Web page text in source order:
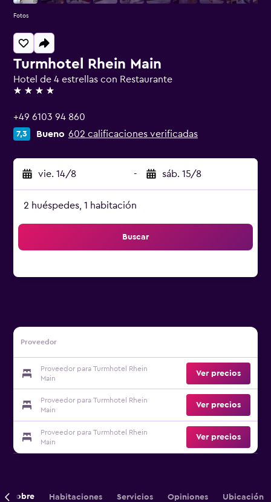
Turmhotel Rhein Main
Hotel de 4 estrellas con Restaurante
4 estrellas
+49 6103 94 860
7,3 Bueno 602 calificaciones verificadas
vie. 14/8 - sáb. 15/8
2 huéspedes, 1 habitación
Buscar
Proveedor
Proveedor para Turmhotel Rhein
Main
Ver precios
Proveedor para Turmhotel Rhein
Main
Ver precios
Proveedor para Turmhotel Rhein
Main
Ver precios
Fotos
Sobre Habitaciones Servicios Opiniones Ubicación